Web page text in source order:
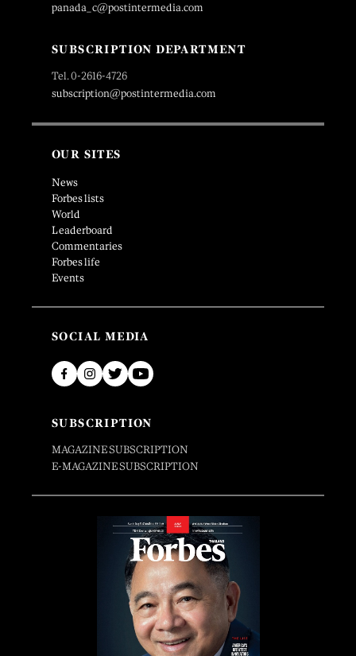
panada_c@postintermedia.com
SUBSCRIPTION DEPARTMENT
Tel. 0-2616-4726
subscription@postintermedia.com
OUR SITES
News
Forbes lists
World
Leaderboard
Commentaries
Forbes life
Events
SOCIAL MEDIA
SUBSCRIPTION
MAGAZINE SUBSCRIPTION
E-MAGAZINE SUBSCRIPTION